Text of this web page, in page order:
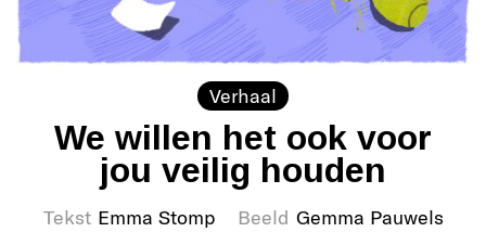
Verhaal
We willen het ook voor
jou veilig houden
Tekst Emma Stomp Beeld Gemma Pauwels